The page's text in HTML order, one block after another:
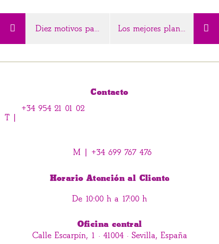
Diez motivos para visitar Sevilla en cualquier estación del año Los mejores planes para disfrutar del otoño sevillano
Contacto
T |
+34 954 21 01 02
M | +34 699 767 476
Horario Atención al Cliente
De 10:00 h a 17:00 h
Oficina central
Calle Escarpín, 1 · 41004 · Sevilla, España